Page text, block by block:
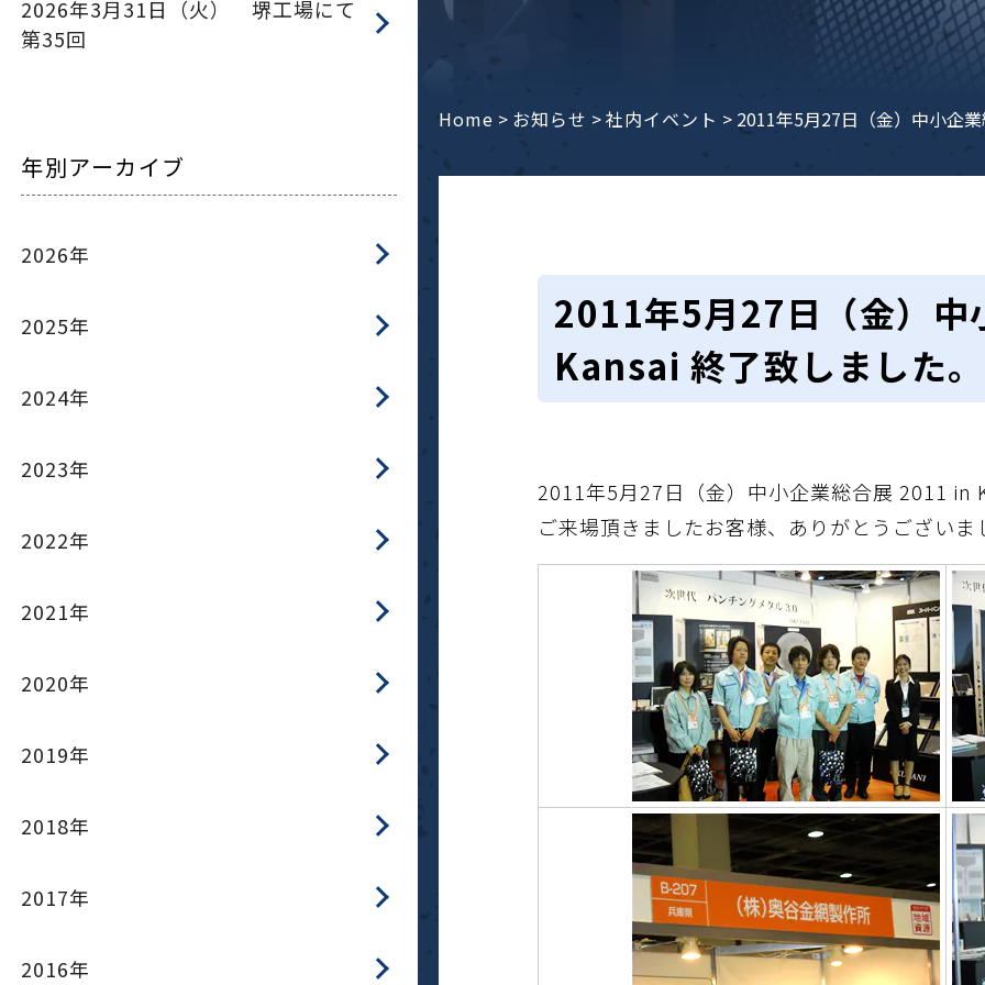
2026年3月31日（火） 堺工場にて
第35回
年別アーカイブ
2026年
2025年
2024年
2023年
2022年
2021年
2020年
2019年
2018年
2017年
2016年
Home > お知らせ >社内イベント > 2011年5月27日（金）中小企
2011年5月27日（金）
Kansai 終了致しました。
2011年5月27日（金）中小企業総合展 2011 in
ご来場頂きましたお客様、ありがとうございま